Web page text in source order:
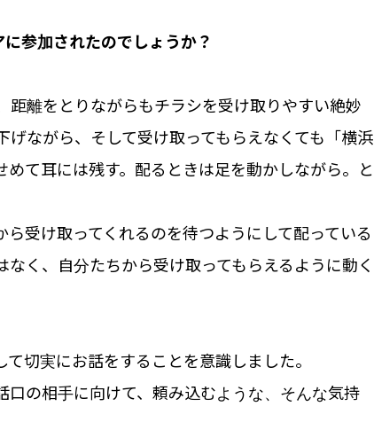
参加されたのでしょうか？
距離をとりながらもチラシを受け取りやすい絶妙
ながら、そして受け取ってもらえなくても「横浜
て耳には残す。配るときは足を動かしながら。と
受け取ってくれるのを待つようにして配っている
く、自分たちから受け取ってもらえるように動く
切実にお話をすることを意識しました。
口の相手に向けて、頼み込むような、そんな気持